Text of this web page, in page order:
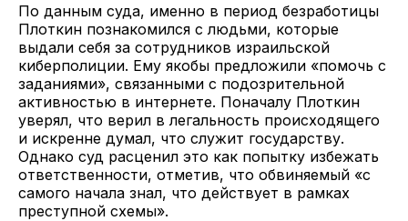
По данным суда, именно в период безработицы
Плоткин познакомился с людьми, которые
выдали себя за сотрудников израильской
киберполиции. Ему якобы предложили «помочь с
заданиями», связанными с подозрительной
активностью в интернете. Поначалу Плоткин
уверял, что верил в легальность происходящего
и искренне думал, что служит государству.
Однако суд расценил это как попытку избежать
ответственности, отметив, что обвиняемый «с
самого начала знал, что действует в рамках
преступной схемы».